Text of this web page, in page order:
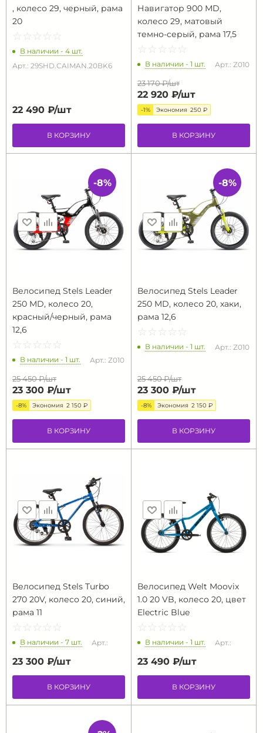
, колесо 29, черный, рама
20
☆ ☆ ☆ ☆ ☆
★ ★ ★ ★ ★
В наличии - 4 шт.
Арт.: 29SHD.CAIMAN.20BK6
22 490 ₽/шт
В КОРЗИНУ
Навигатор 900 МD,
колесо 29, матовый
темно-серый, рама 17,5
☆ ☆ ☆ ☆ ☆
★ ★ ★ ★ ★
В наличии - 1 шт. Арт.: Z010
23 170 ₽/шт
22 920 ₽/шт
-1% Экономия 250 ₽
В КОРЗИНУ
Велосипед Stels Leader
250 MD, колесо 20,
красный/черный, рама
12,6
☆ ☆ ☆ ☆ ☆
★ ★ ★ ★ ★
В наличии - 1 шт. Арт.: Z010
25 450 ₽/шт
23 300 ₽/шт
-8% Экономия 2 150 ₽
В КОРЗИНУ
-8%
Велосипед Stels Leader
250 MD, колесо 20, хаки,
рама 12,6
☆ ☆ ☆ ☆ ☆
★ ★ ★ ★ ★
В наличии - 1 шт. Арт.: Z010
25 450 ₽/шт
23 300 ₽/шт
-8% Экономия 2 150 ₽
В КОРЗИНУ
-8%
Велосипед Stels Turbo
270 20V, колесо 20, синий,
рама 11
☆ ☆ ☆ ☆ ☆
★ ★ ★ ★ ★
В наличии - 7 шт. Арт.:
23 300 ₽/шт
В КОРЗИНУ
Велосипед Welt Moovix
1.0 20 VB, колесо 20, цвет
Electric Blue
☆ ☆ ☆ ☆ ☆
★ ★ ★ ★ ★
В наличии - 1 шт. Арт.:
23 490 ₽/шт
В КОРЗИНУ